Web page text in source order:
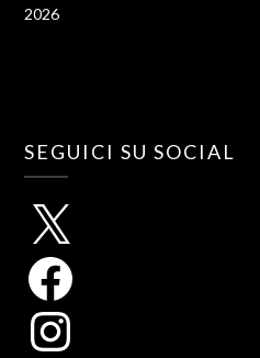
2026
SEGUICI SU SOCIAL